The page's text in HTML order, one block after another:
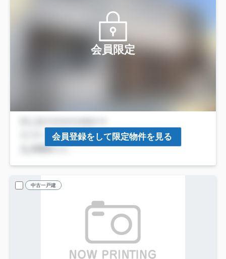
会員限定
会員登録をして限定物件を見る
中古一戸建